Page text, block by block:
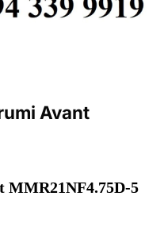
Avant
MMR21NF4.75D-5